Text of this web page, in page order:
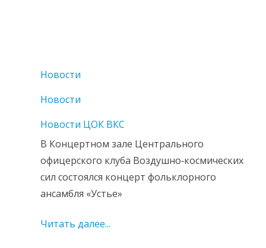
Новости
Новости
Новости ЦОК ВКС
В Концертном зале Центрального
офицерского клуба Воздушно‑космических
сил состоялся концерт фольклорного
ансамбля «Устье»
Читать далее...